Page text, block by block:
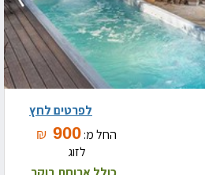
החל מ:900
₪
לזוג
לפרטים לחץ